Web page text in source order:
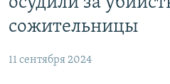
основному
содержанию
КУЛЬТУРА
сожительницы
11 сентября 2024